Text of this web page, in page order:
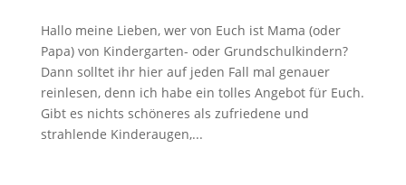
Hallo meine Lieben, wer von Euch ist Mama (oder
Papa) von Kindergarten- oder Grundschulkindern?
Dann solltet ihr hier auf jeden Fall mal genauer
reinlesen, denn ich habe ein tolles Angebot für Euch.
Gibt es nichts schöneres als zufriedene und
strahlende Kinderaugen,...